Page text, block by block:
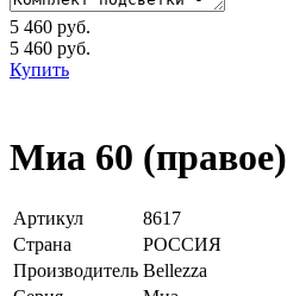
5 460 руб.
5 460 руб.
Купить
Миа 60 (правое)
Артикул
8617
Страна
РОССИЯ
Производитель Bellezza